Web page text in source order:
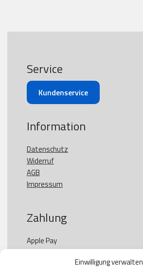
Einwilligung verwalten
Service
Kundenservice
Information
Datenschutz
Widerruf
AGB
Impressum
Zahlung
Apple Pay
Paypal